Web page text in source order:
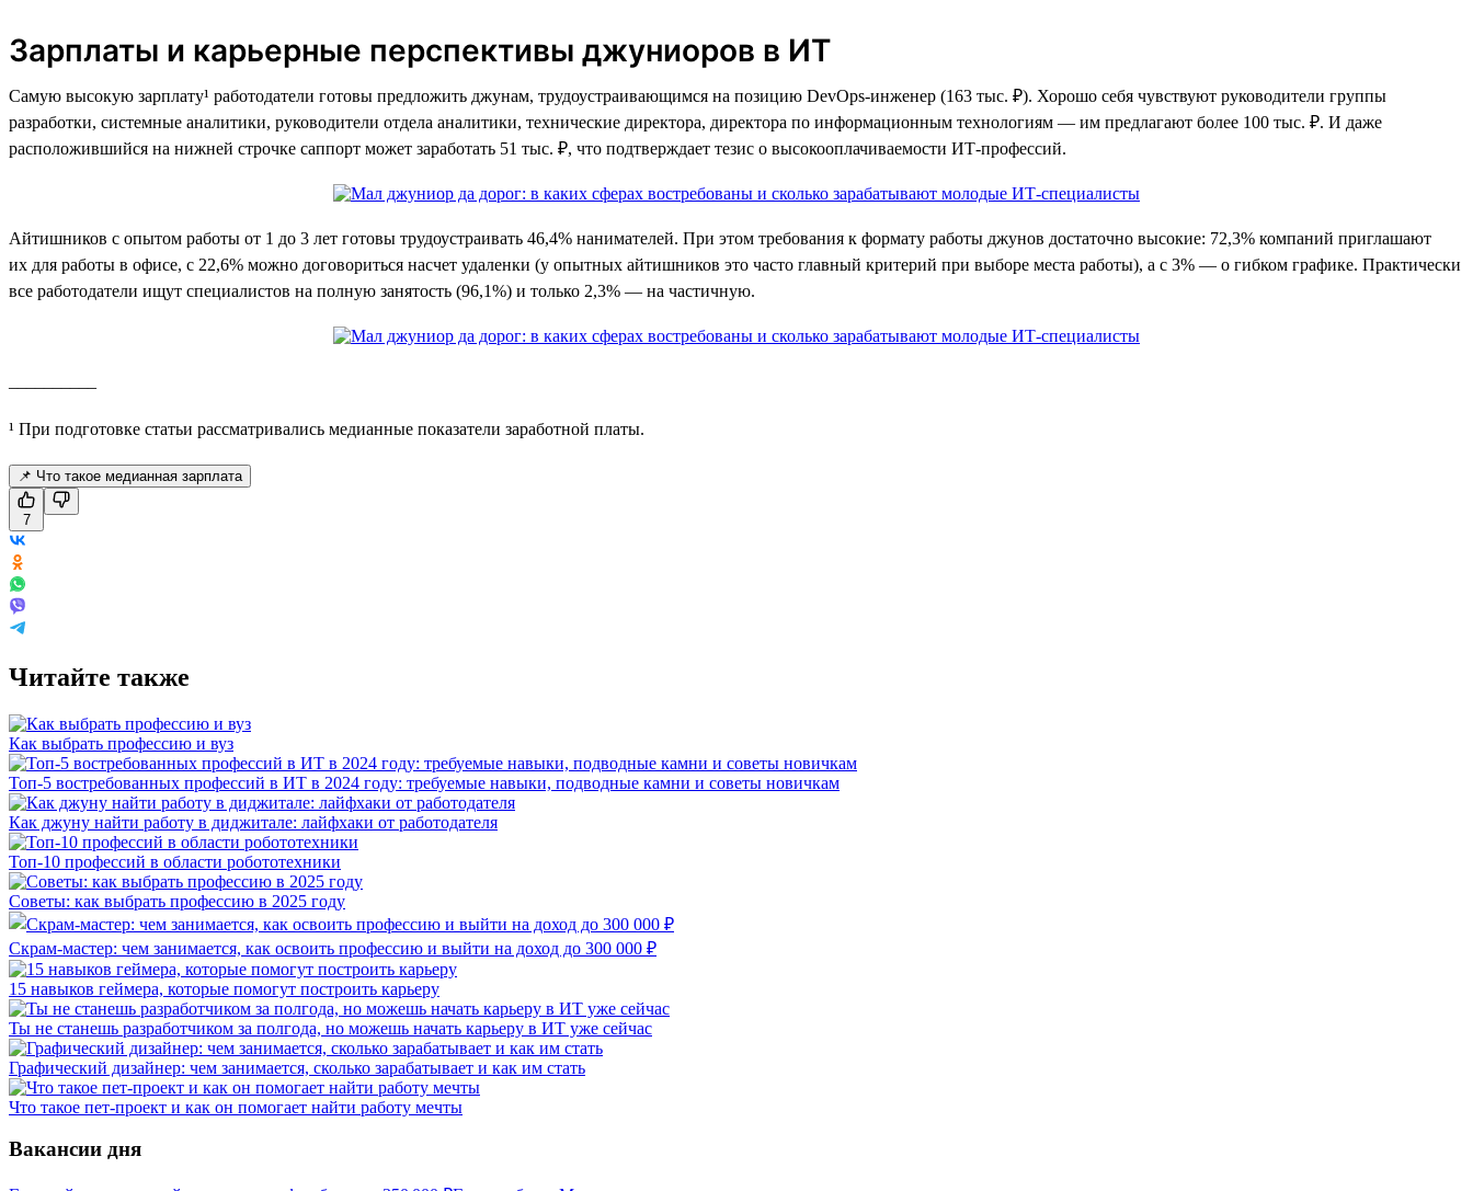
Зарплаты и карьерные перспективы джуниоров в ИТ
Самую высокую зарплату¹ работодатели готовы предложить джунам, трудоустраивающимся на позицию DevOps-инженер (163 тыс. ₽). Хорошо себя чувствуют руководители группы
разработки, системные аналитики, руководители отдела аналитики, технические директора, директора по информационным технологиям — им предлагают более 100 тыс. ₽. И даже
расположившийся на нижней строчке саппорт может заработать 51 тыс. ₽, что подтверждает тезис о высокооплачиваемости ИТ-профессий.
Айтишников с опытом работы от 1 до 3 лет готовы трудоустраивать 46,4% нанимателей. При этом требования к формату работы джунов достаточно высокие: 72,3% компаний приглашают
их для работы в офисе, с 22,6% можно договориться насчет удаленки (у опытных айтишников это часто главный критерий при выборе места работы), а с 3% — о гибком графике. Практически
все работодатели ищут специалистов на полную занятость (96,1%) и только 2,3% — на частичную.
¹ При подготовке статьи рассматривались медианные показатели заработной платы.
📌 Что такое медианная зарплата
7
Читайте также
Как выбрать профессию и вуз
Топ-5 востребованных профессий в ИТ в 2024 году: требуемые навыки, подводные камни и советы новичкам
Как джуну найти работу в диджитале: лайфхаки от работодателя
Топ-10 профессий в области робототехники
Советы: как выбрать профессию в 2025 году
Скрам-мастер: чем занимается, как освоить профессию и выйти на доход до 300 000 ₽
15 навыков геймера, которые помогут построить карьеру
Ты не станешь разработчиком за полгода, но можешь начать карьеру в ИТ уже сейчас
Графический дизайнер: чем занимается, сколько зарабатывает и как им стать
Что такое пет-проект и как он помогает найти работу мечты
Вакансии дня